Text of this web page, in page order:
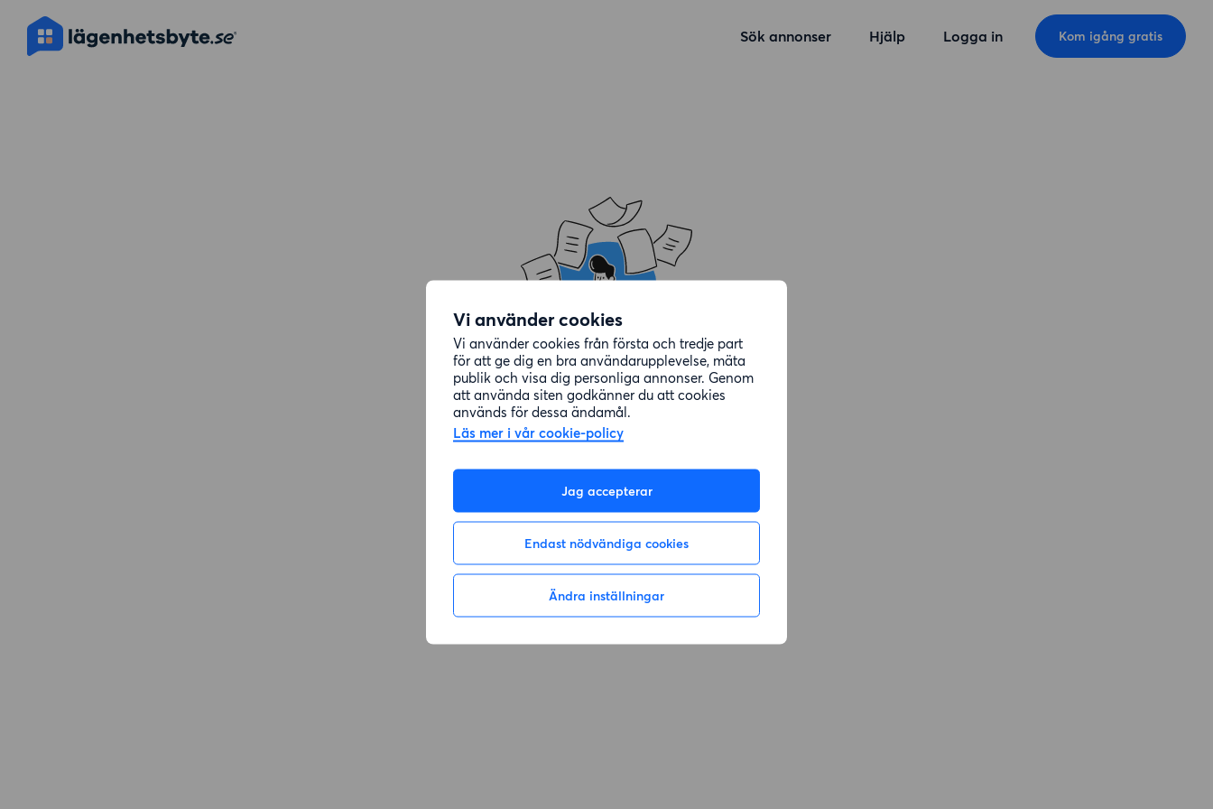
Vi använder cookies
Vi använder cookies från första och tredje part
för att ge dig en bra användarupplevelse, mäta
publik och visa dig personliga annonser. Genom
att använda siten godkänner du att cookies
används för dessa ändamål.
Läs mer i vår cookie-policy
Jag accepterar
Endast nödvändiga cookies
Ändra inställningar
Sök annonser Hjälp Logga in Kom igång gratis
Annonsen du letade efter är borttagen
Gå till sök